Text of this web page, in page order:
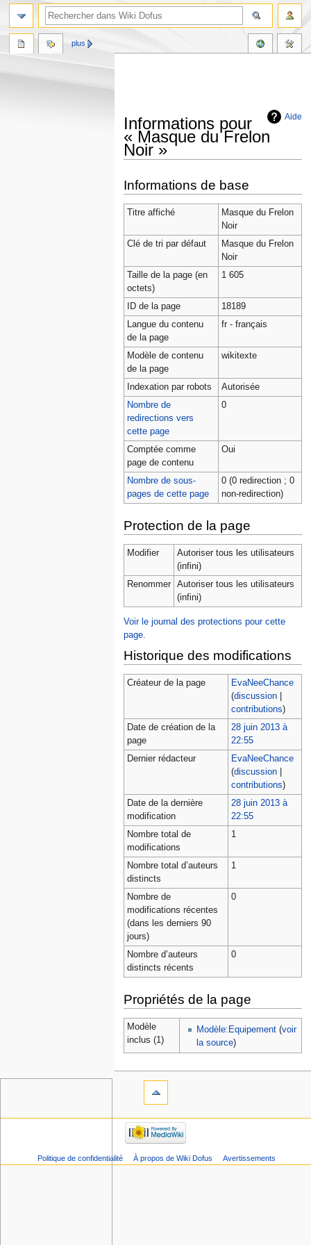
Aide
Informations pour
« Masque du Frelon
Noir »
à
la
navigation
à
la
recherche
Informations de base
Titre affiché
Masque du Frelon
Noir
Clé de tri par défaut
Masque du Frelon
Noir
Taille de la page (en
octets)
1 605
ID de la page
18189
Langue du contenu
de la page
fr - français
Modèle de contenu
de la page
wikitexte
Indexation par robots
Autorisée
Nombre de
redirections vers
cette page
0
Comptée comme
page de contenu
Oui
Nombre de sous-
pages de cette page
0 (0 redirection ; 0
non-redirection)
Protection de la page
Modifier
Autoriser tous les utilisateurs
(infini)
Renommer
Autoriser tous les utilisateurs
(infini)
Voir le journal des protections pour cette
page.
Historique des modifications
Créateur de la page
EvaNeeChance
(discussion|
contributions)
Date de création de la
page
28 juin 2013 à
22:55
Dernier rédacteur
EvaNeeChance
(discussion|
contributions)
Date de la dernière
modification
28 juin 2013 à
22:55
Nombre total de
modifications
1
Nombre total d’auteurs
distincts
1
Nombre de
modifications récentes
(dans les derniers 90
jours)
0
Nombre d’auteurs
distincts récents
0
Propriétés de la page
Modèle
inclus (1)
Modèle:Equipement(voir
la source)
plus
Politique de confidentialité À propos de Wiki Dofus Avertissements